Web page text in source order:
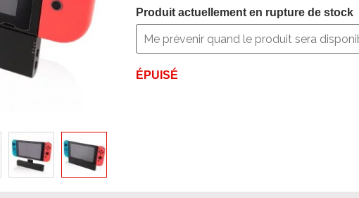
Produit actuellement en rupture de stock
ÉPUISÉ